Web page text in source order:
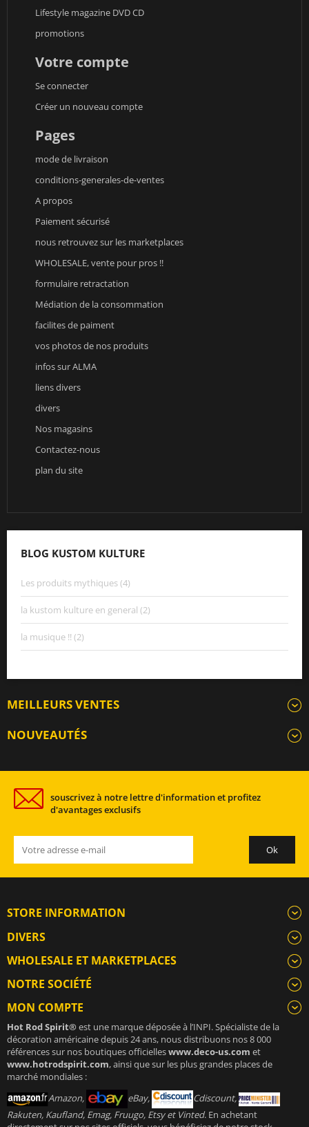
Lifestyle magazine DVD CD
promotions
Votre compte
Se connecter
Créer un nouveau compte
Pages
mode de livraison
conditions-generales-de-ventes
A propos
Paiement sécurisé
nous retrouvez sur les marketplaces
WHOLESALE, vente pour pros !!
formulaire retractation
Médiation de la consommation
facilites de paiment
vos photos de nos produits
infos sur ALMA
liens divers
divers
Nos magasins
Contactez-nous
plan du site
BLOG KUSTOM KULTURE
Les produits mythiques (4)
la kustom kulture en general (2)
la musique !! (2)
MEILLEURS VENTES
NOUVEAUTÉS
souscrivez à notre lettre d'information et profitez
d'avantages exclusifs
STORE INFORMATION
DIVERS
WHOLESALE ET MARKETPLACES
NOTRE SOCIÉTÉ
MON COMPTE
Hot Rod Spirit®est une marque déposée à l’INPI. Spécialiste de la
décoration américaine depuis 24 ans, nous distribuons nos 8 000
références sur nos boutiques officielleswww.deco-us.com et
www.hotrodspirit.com, ainsi que sur les plus grandes places de
marché mondiales :
Amazon,
eBay,
Cdiscount,
Rakuten, Kaufland, Emag, Fruugo, Etsy et Vinted. En achetant